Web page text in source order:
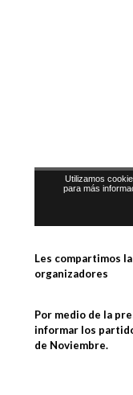
Les compartimos
organizadores
Por medio de la
informar los
de Noviembre.